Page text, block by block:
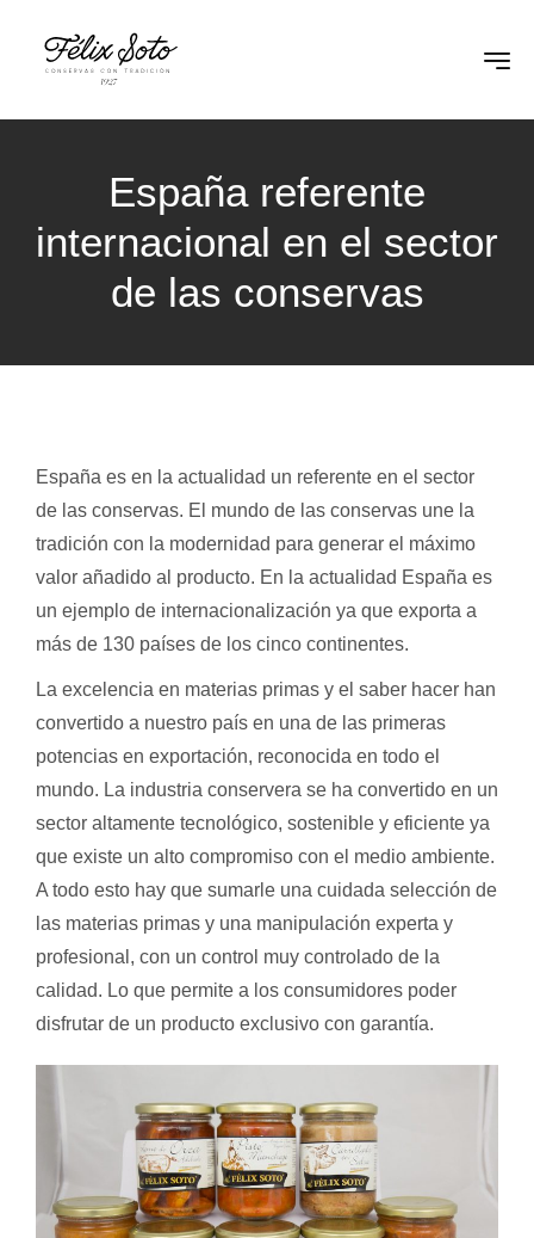
España referente
internacional en el sector
de las conservas
España es en la actualidad un referente en el sector
de las conservas. El mundo de las conservas une la
tradición con la modernidad para generar el máximo
valor añadido al producto. En la actualidad España es
un ejemplo de internacionalización ya que exporta a
más de 130 países de los cinco continentes.
La excelencia en materias primas y el saber hacer han
convertido a nuestro país en una de las primeras
potencias en exportación, reconocida en todo el
mundo. La industria conservera se ha convertido en un
sector altamente tecnológico, sostenible y eficiente ya
que existe un alto compromiso con el medio ambiente.
A todo esto hay que sumarle una cuidada selección de
las materias primas y una manipulación experta y
profesional, con un control muy controlado de la
calidad. Lo que permite a los consumidores poder
disfrutar de un producto exclusivo con garantía.